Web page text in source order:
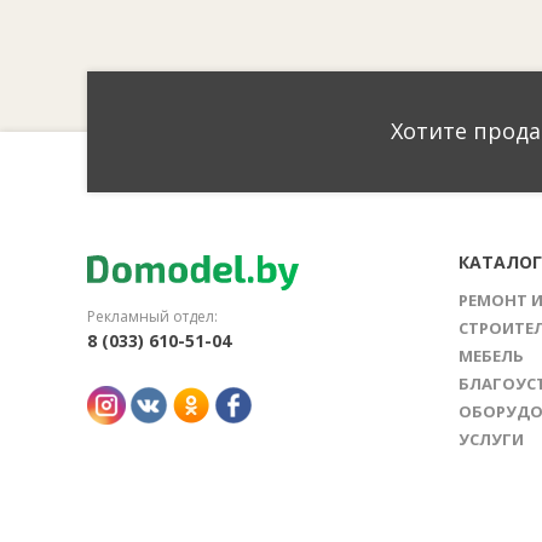
Хотите
Рекламный отдел:
8 (033) 610-51-04
КАТАЛОГ
РЕМОНТ
МЕБЕЛЬ
УСЛУГИ